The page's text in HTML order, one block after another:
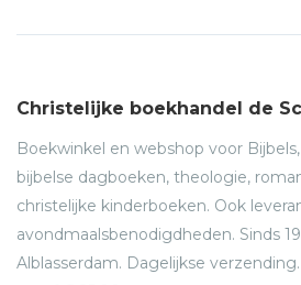
Christelijke boekhandel de
Boekwinkel en webshop voor
bijbelse dagboeken, theologie,
christelijke kinderboeken. Ook
avondmaalsbenodigdheden. Sinds
Alblasserdam. Dagelijkse